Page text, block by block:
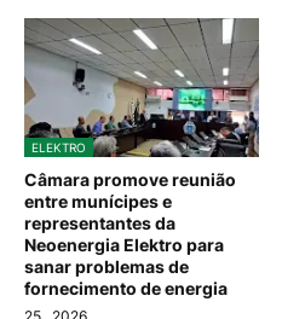
ELEKTRO
Câmara promove reunião
entre munícipes e
representantes da
Neoenergia Elektro para
sanar problemas de
fornecimento de energia